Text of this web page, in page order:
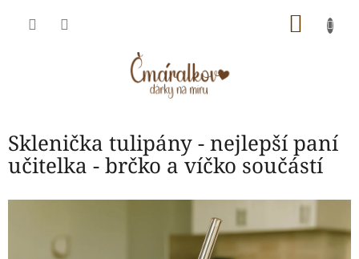
Sklenička tulipány - nejlepší paní
učitelka - brčko a víčko součástí